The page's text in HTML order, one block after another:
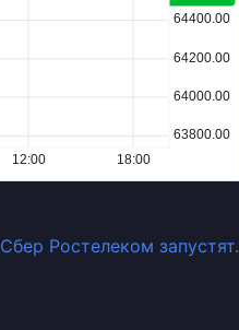
Сбер Ростелеком запустят.